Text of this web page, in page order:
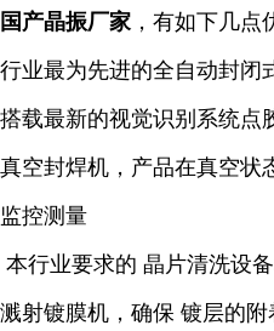
国产晶振厂家 ，有如下几点
最为先进的全自动封闭
最新的视觉识别系统点
封焊机，产品在真空状
控测量
业要求的 晶片清洗设备
镀膜机，确保 镀层的附